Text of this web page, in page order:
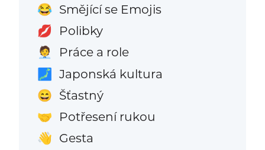
😂 Smějící se Emojis
💋 Polibky
🧑‍💼 Práce a role
🗾 Japonská kultura
😄 Šťastný
🤝 Potřesení rukou
👋 Gesta